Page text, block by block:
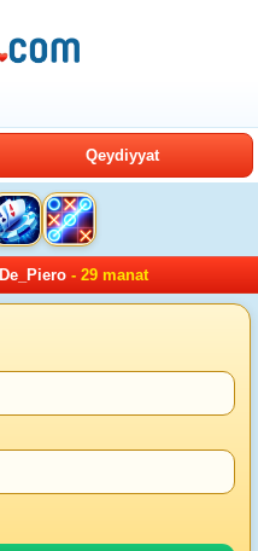
Qeydiyyat
De_Piero- 29 manat